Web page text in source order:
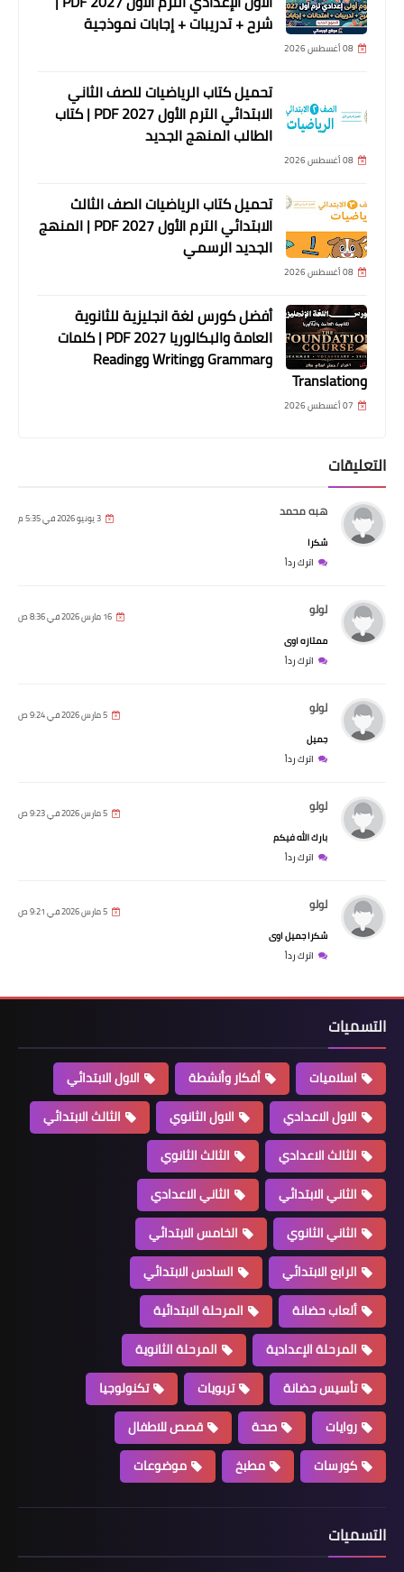
شرح + تدريبات + إجابات نموذجية
08 أغسطس 2026
تحميل كتاب الرياضيات للصف الثاني
الابتدائي الترم الأول 2027 PDF | كتاب
الطالب المنهج الجديد
08 أغسطس 2026
تحميل كتاب الرياضيات الصف الثالث
الابتدائي الترم الأول 2027 PDF | المنهج
الجديد الرسمي
08 أغسطس 2026
أفضل كورس لغة انجليزية للثانوية
العامة والبكالوريا 2027 PDF | كلمات
وGrammar وWriting وReading
وTranslation
07 أغسطس 2026
التعليقات
هبه محمد 3 يونيو 2026 في 5:35 م
شكرا
اترك رداً
لولو 16 مارس 2026 في 8:36 ص
ممتازه اوى
اترك رداً
لولو 5 مارس 2026 في 9:24 ص
جميل
اترك رداً
لولو 5 مارس 2026 في 9:23 ص
بارك الله فيكم
اترك رداً
لولو 5 مارس 2026 في 9:21 ص
شكرا جميل اوى
اترك رداً
التسميات
اسلاميات أفكار وأنشطة
الاول الابتدائي
الاول الاعدادي
الاول الثانوي
الثالث الابتدائي
الثالث الاعدادي
الثالث الثانوي
الثاني الابتدائي
الثاني الاعدادي
الثاني الثانوي
الخامس الابتدائي
الرابع الابتدائي
السادس الابتدائي
ألعاب حضانة
المرحلة الابتدائية
المرحلة الإعدادية
المرحلة الثانوية
تأسيس حضانة
تربويات
تكنولوجيا
روايات
صحة
قصص للاطفال
كورسات
مطبخ موضوعات
التسميات